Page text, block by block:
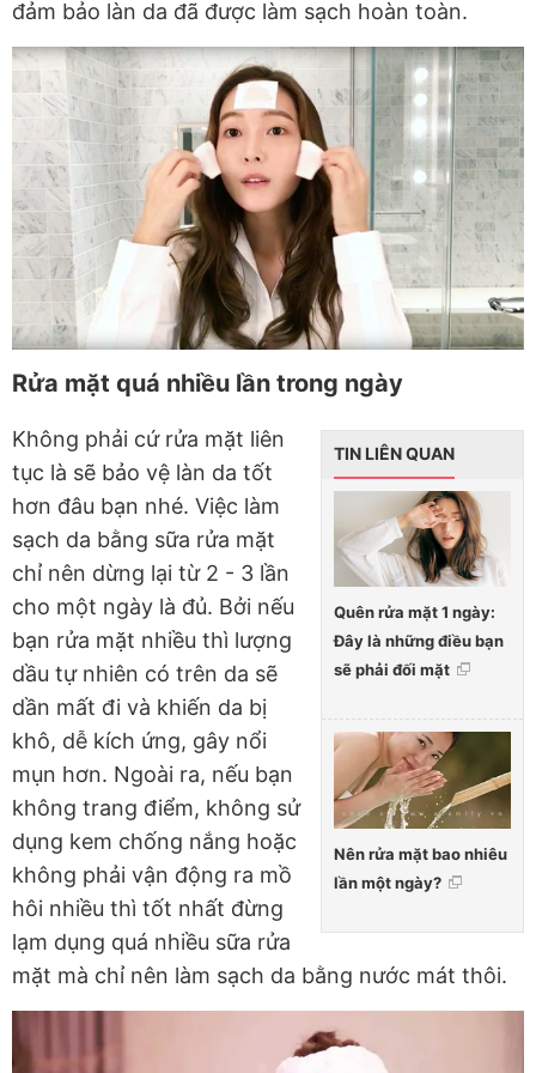
đảm bảo làn da đã được làm sạch hoàn toàn.
Rửa mặt quá nhiều lần trong ngày
TIN LIÊN QUAN
Quên rửa mặt 1 ngày:
Đây là những điều bạn
sẽ phải đối mặt
Nên rửa mặt bao nhiêu
lần một ngày?
Không phải cứ rửa mặt liên
tục là sẽ bảo vệ làn da tốt
hơn đâu bạn nhé. Việc làm
sạch da bằng sữa rửa mặt
chỉ nên dừng lại từ 2 - 3 lần
cho một ngày là đủ. Bởi nếu
bạn rửa mặt nhiều thì lượng
dầu tự nhiên có trên da sẽ
dần mất đi và khiến da bị
khô, dễ kích ứng, gây nổi
mụn hơn. Ngoài ra, nếu bạn
không trang điểm, không sử
dụng kem chống nắng hoặc
không phải vận động ra mồ
hôi nhiều thì tốt nhất đừng
lạm dụng quá nhiều sữa rửa
mặt mà chỉ nên làm sạch da bằng nước mát thôi.